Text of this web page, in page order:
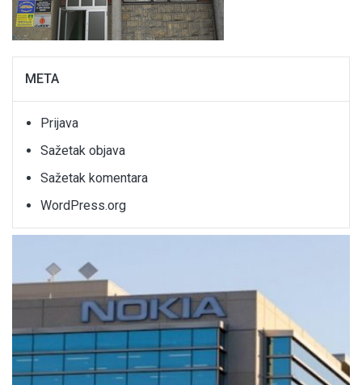
META
Prijava
Sažetak objava
Sažetak komentara
WordPress.org